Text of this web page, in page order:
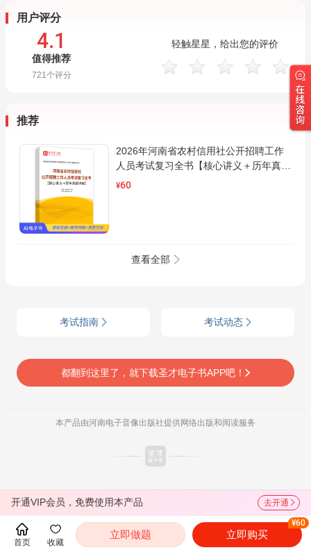
用户评分
4.1
值得推荐
721个评分
轻触星星，给出您的评价
推荐
2026年河南省农村信用社公开招聘工作
人员考试复习全书【核心讲义＋历年真题
详解】AI讲解
¥60
查看全部
考试指南 考试动态
都翻到这里了，就下载圣才电子书APP吧！
本产品由河南电子音像出版社提供网络出版和阅读服务
开通VIP会员，免费使用本产品 去开通
首页 收藏
立即做题 立即购买
¥60